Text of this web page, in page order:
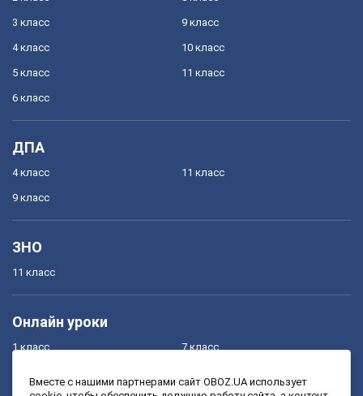
3 класс
4 класс
5 класс
6 класс
9 класс
10 класс
11 класс
ДПА
4 класс
9 класс
11 класс
ЗНО
11 класс
Онлайн уроки
1 класс 7 класс
Вместе с нашими партнерами сайт OBOZ.UA использует